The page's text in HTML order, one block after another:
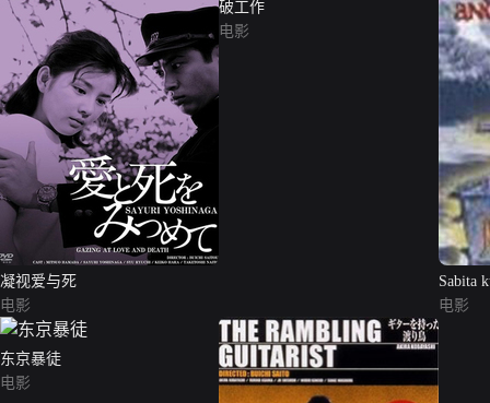
凝视爱与死
电影
破工作
电影
Sabita
电影
东京暴徒
电影